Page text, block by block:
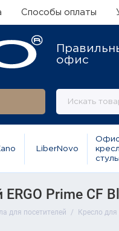
Способы оплаты
офис
LiberNovo
Prime CF
для посетителей Кресло для